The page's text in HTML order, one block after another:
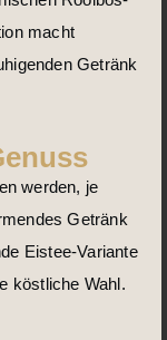
macht
Getränk
werden, je
Getränk
Eistee-Variante
köstliche Wahl.